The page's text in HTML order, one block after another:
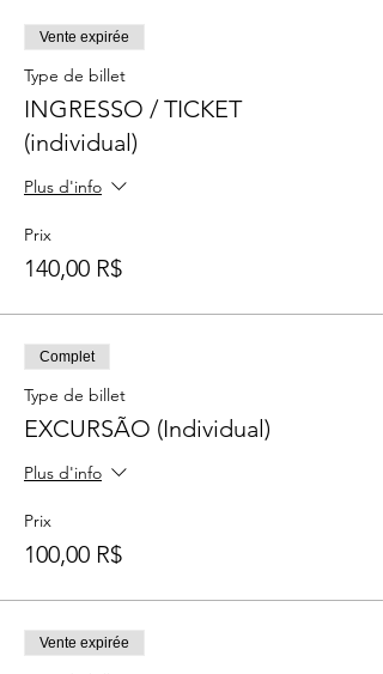
Vente expirée
Type de billet
INGRESSO / TICKET
(individual)
Plus d'info
Prix
140,00 R$
Complet
Type de billet
EXCURSÃO (Individual)
Plus d'info
Prix
100,00 R$
Vente expirée